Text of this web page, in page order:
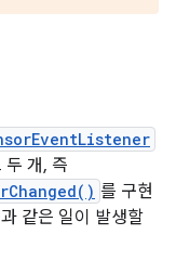
두 개, 즉
를 구현
같은 일이 발생할